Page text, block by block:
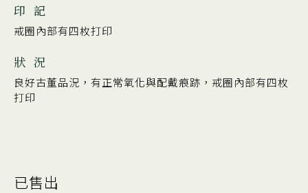
印 記
戒圈內部有四枚打印
狀 況
良好古董品況，有正常氧化與配戴痕跡，戒圈內部有四枚
打印
已售出